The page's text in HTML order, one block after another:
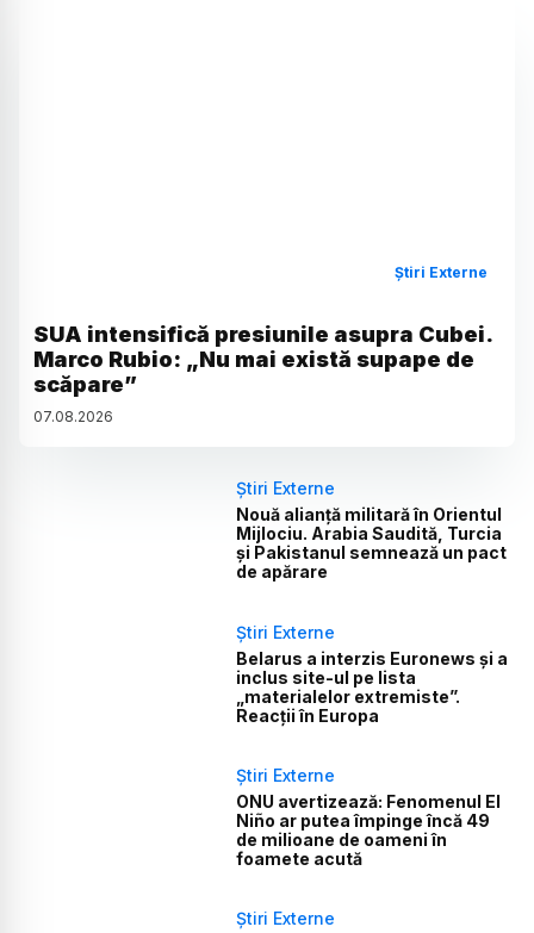
Știri Externe
SUA intensifică presiunile asupra Cubei.
Marco Rubio: „Nu mai există supape de
scăpare”
07.08.2026
Știri Externe
Nouă alianță militară în Orientul
Mijlociu. Arabia Saudită, Turcia
și Pakistanul semnează un pact
de apărare
Știri Externe
Belarus a interzis Euronews și a
inclus site-ul pe lista
„materialelor extremiste”.
Reacții în Europa
Știri Externe
ONU avertizează: Fenomenul El
Niño ar putea împinge încă 49
de milioane de oameni în
foamete acută
Știri Externe